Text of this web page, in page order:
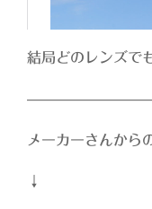
結局どのレンズで
メーカーさんから
↓